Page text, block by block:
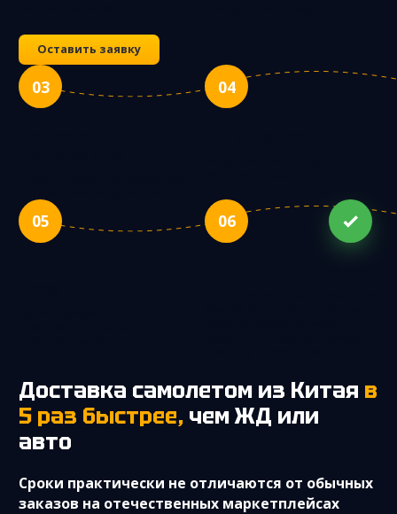
Оставить заявку
03 04
05 06
Доставка самолетом из Китая в
5 раз быстрее, чем ЖД или
авто
Cроки практически не отличаются от обычных
заказов на отечественных маркетплейсах